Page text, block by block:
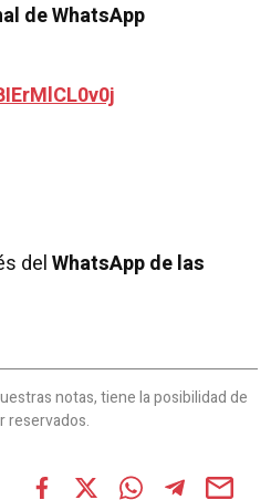
de WhatsApp
delWhatsApp de las
notas, tiene la posibilidad de
reservados.